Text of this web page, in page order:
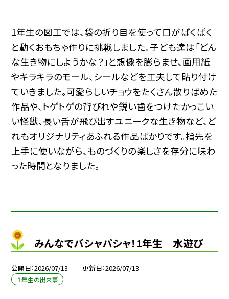
1年生の図工では、袋の折り目を使って口がぱくぱく
と動くおもちゃ作りに挑戦しました。子ども達は「どん
な生き物にしようかな？」と想像を膨らませ、画用紙
やキラキラのモール、シールなどを工夫して貼り付け
ていきました。可愛らしいチョウをたくさん散りばめた
作品や、トゲトゲの背びれや鋭い歯をつけたかっこい
い怪獣、長い舌が飛び出すユニークな生き物など、ど
れもオリジナリティあふれる作品ばかりです。指先を
上手に使いながら、ものづくりの楽しさを存分に味わ
った時間となりました。
みんなでパシャパシャ！1年生 水遊び
公開日 2026/07/13 更新日 2026/07/13
１年生の出来事